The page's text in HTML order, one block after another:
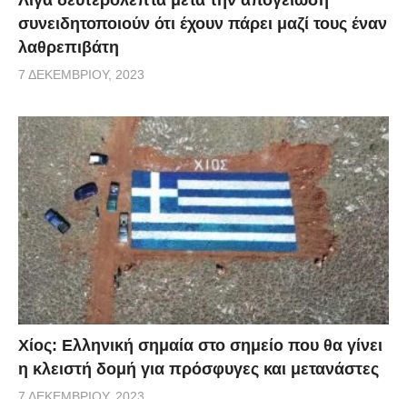
συνειδητοποιούν ότι έχουν πάρει μαζί τους έναν
λαθρεπιβάτη
7 ΔΕΚΕΜΒΡΊΟΥ, 2023
Χίος: Eλληνική σημαία στο σημείο που θα γίνει
η κλειστή δομή για πρόσφυγες και μετανάστες